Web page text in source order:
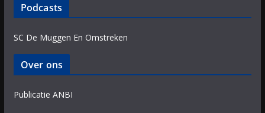
Podcasts
SC De Muggen En Omstreken
Over ons
Publicatie ANBI